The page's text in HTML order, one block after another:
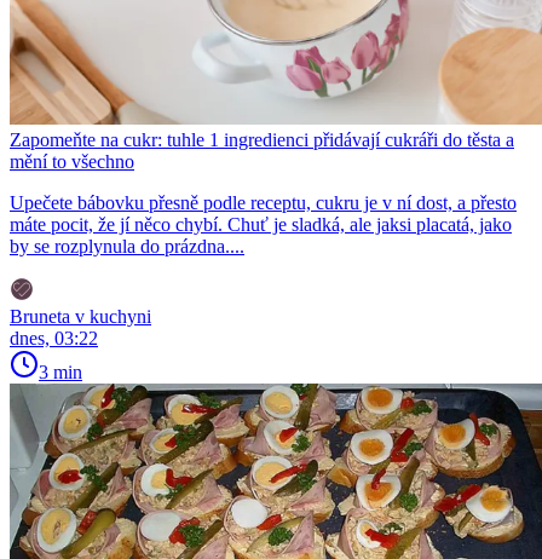
Zapomeňte na cukr: tuhle 1 ingredienci přidávají cukráři do těsta a
mění to všechno
Upečete bábovku přesně podle receptu, cukru je v ní dost, a přesto
máte pocit, že jí něco chybí. Chuť je sladká, ale jaksi placatá, jako
by se rozplynula do prázdna....
Bruneta v kuchyni
dnes, 03:22
3 min